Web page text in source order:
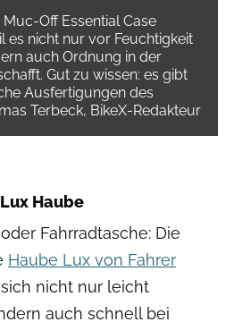
Off Essential Case
es nicht nur vor Feuchtigkeit
auch Ordnung in der
Gut zu wissen: es gibt
Ausfertigungen des
Terbeck, BikeX-Redakteur
Haube
Fahrradtasche: Die
Haube Lux von Fahrer
nicht nur leicht
auch schnell bei